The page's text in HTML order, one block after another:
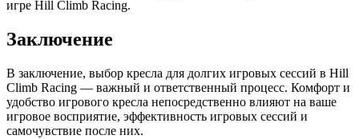
игре Hill Climb Racing.
Заключение
В заключение, выбор кресла для долгих игровых сессий в Hill
Climb Racing — важный и ответственный процесс. Комфорт и
удобство игрового кресла непосредственно влияют на ваше
игровое восприятие, эффективность игровых сессий и
самочувствие после них.